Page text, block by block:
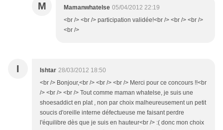
M Mamanwhatelse 05/04/2012 22:19
<br /> <br /> participation validée!<br /> <br /> <br />
<br />
I Ishtar 28/03/2012 18:50
<br /> Bonjour,<br /> <br /> <br /> Merci pour ce concours !!<br
/> <br /> <br /> Tout comme maman whatelse, je suis une
shoesaddict en plat , non par choix malheureusement un petit
soucis d'oreille interne défectueuse me faisant perdre
l'équilibre dès que je suis en hauteur<br /> :( donc mon choix